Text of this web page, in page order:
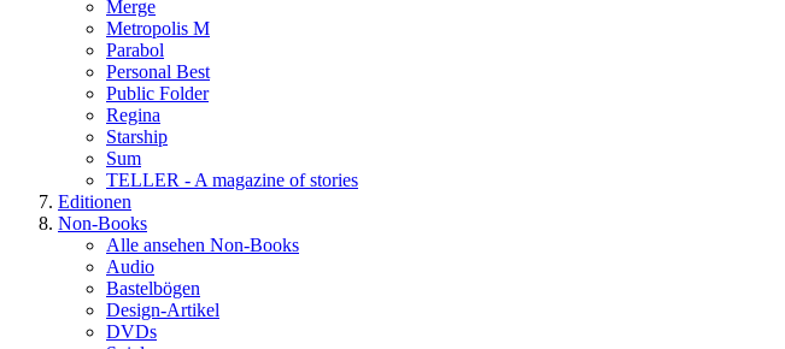
Merge
Metropolis M
Parabol
Personal Best
Public Folder
Regina
Starship
Sum
TELLER - A magazine of stories
Editionen
Non-Books
Alle ansehen Non-Books
Audio
Bastelbögen
Design-Artikel
DVDs